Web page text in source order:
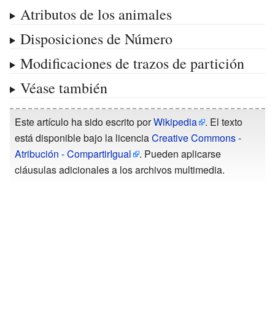
Atributos de los animales
Disposiciones de Número
Modificaciones de trazos de partición
Véase también
Este artículo ha sido escrito porWikipedia
. El texto
está disponible bajo la licenciaCreative Commons -
Atribución - CompartirIgual
. Pueden aplicarse
cláusulas adicionales a los archivos multimedia.